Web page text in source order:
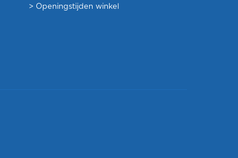
> Openingstijden winkel